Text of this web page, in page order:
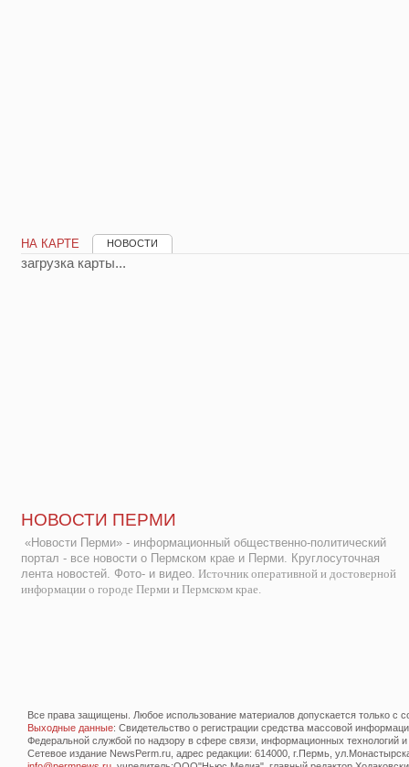
НА КАРТЕ НОВОСТИ
загрузка карты...
НОВОСТИ ПЕРМИ
«Новости Перми» - информационный общественно-политический
портал - все новости о Пермском крае и Перми. Круглосуточная
лента новостей. Фото- и видео. Источник оперативной и достоверной
информации о городе Перми и Пермском крае.
Все права защищены. Любое использование материалов допускается только с
Выходные данные: Свидетельство о регистрации средства массовой
Федеральной службой по надзору в сфере связи, информационных технологий
Сетевое издание NewsPerm.ru, адрес редакции: 614000, г.Пермь,